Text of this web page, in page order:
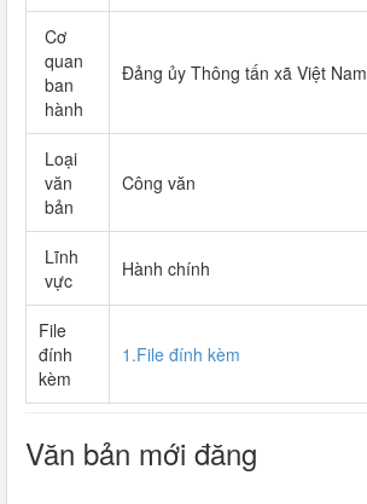
Cơ
quan
ban
hành
Đảng ủy Thông tấn xã Việt Nam
Loại
văn
bản
Công văn
Lĩnh
vực
Hành chính
File
đính
kèm
1.File đính kèm
Văn bản mới đăng